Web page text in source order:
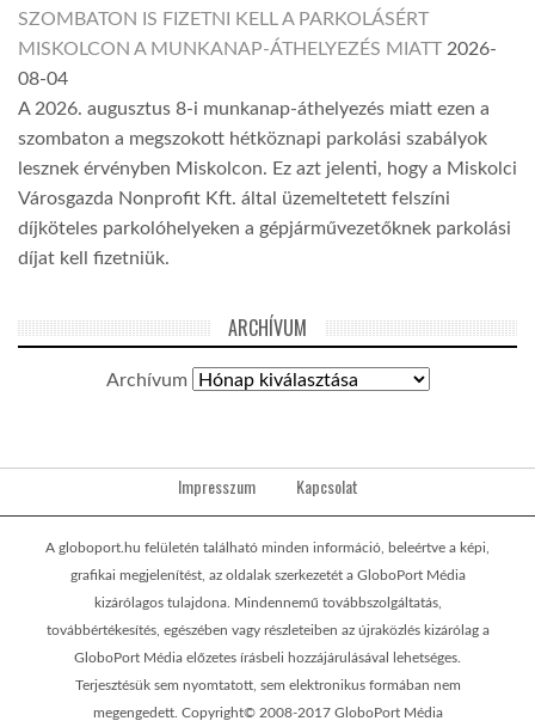
SZOMBATON IS FIZETNI KELL A PARKOLÁSÉRT
MISKOLCON A MUNKANAP-ÁTHELYEZÉS MIATT 2026-
08-04
A 2026. augusztus 8-i munkanap-áthelyezés miatt ezen a
szombaton a megszokott hétköznapi parkolási szabályok
lesznek érvényben Miskolcon. Ez azt jelenti, hogy a Miskolci
Városgazda Nonprofit Kft. által üzemeltetett felszíni
díjköteles parkolóhelyeken a gépjárművezetőknek parkolási
díjat kell fizetniük.
ARCHÍVUM
Archívum
Impresszum Kapcsolat
A globoport.hu felületén található minden információ, beleértve a képi,
grafikai megjelenítést, az oldalak szerkezetét a GloboPort Média
kizárólagos tulajdona. Mindennemű továbbszolgáltatás,
továbbértékesítés, egészében vagy részleteiben az újraközlés kizárólag a
GloboPort Média előzetes írásbeli hozzájárulásával lehetséges.
Terjesztésük sem nyomtatott, sem elektronikus formában nem
megengedett. Copyright© 2008-2017 GloboPort Média